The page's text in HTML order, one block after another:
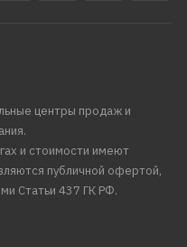
центры продаж и
и стоимости имеют
публичной офертой,
Статьи 437 ГК РФ.